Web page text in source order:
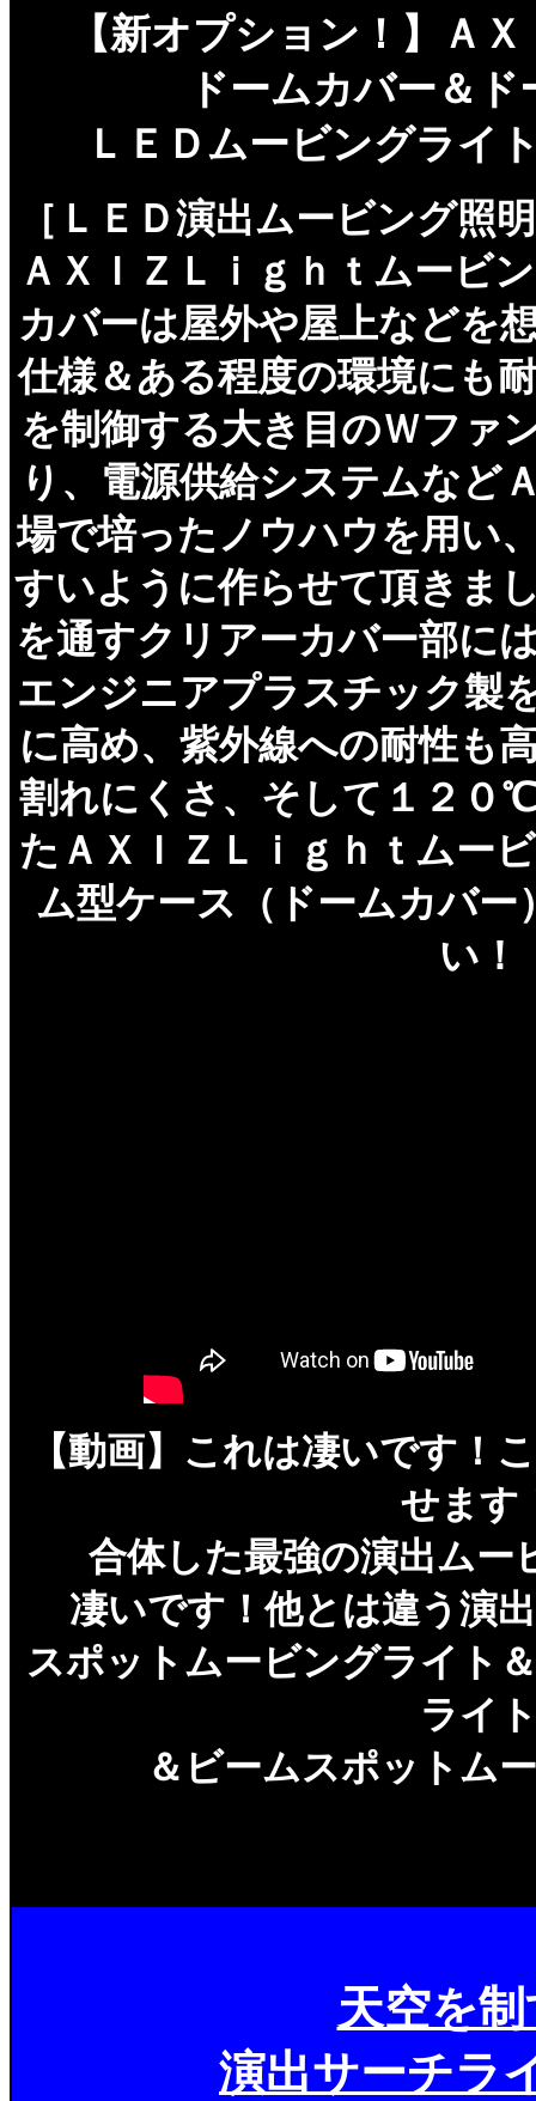
【新オプション！】Ａ
ドームカバー＆
ＬＥＤムービングライ
［ＬＥＤ演出ムービング照
ＡＸＩＺＬｉｇｈｔムービ
カバーは屋外や屋上などを
仕様＆ある程度の環境にも
を制御する大き目のＷファ
り、電源供給システムなど
場で培ったノウハウを用い
すいように作らせて頂きま
を通すクリアーカバー部に
エンジニアプラスチック製
に高め、紫外線への耐性も
割れにくさ、そして１２０
たＡＸＩＺＬｉｇｈｔムー
ム型ケース（ドームカバ
い！
【動画】これは凄いです！
せます
合体した最強の演出ムー
凄いです！他とは違う演
スポットムービングライト
ライ
＆ビームスポットム
天空を
演出サーチラ